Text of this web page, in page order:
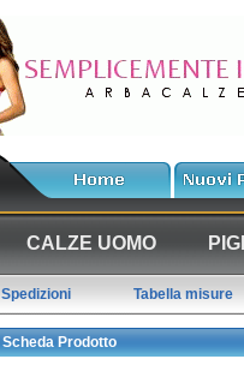
CALZE UOMO
Spedizioni Tabella misure
Scheda Prodotto